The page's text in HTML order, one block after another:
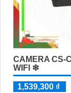
CAMERA CS-
WIFI ❇
1,539,300 ₫